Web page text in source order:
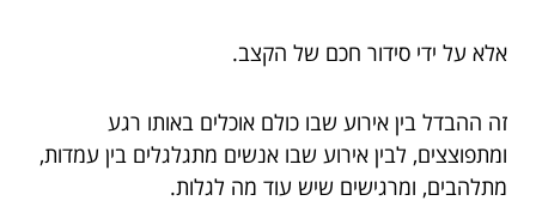
אלא על ידי סידור חכם של הקצב.
זה ההבדל בין אירוע שבו כולם אוכלים באותו רגע
ומתפוצצים, לבין אירוע שבו אנשים מתגלגלים בין עמדות,
מתלהבים, ומרגישים שיש עוד מה לגלות.